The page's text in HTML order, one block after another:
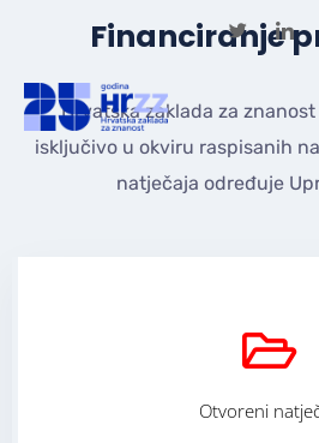
Financiranje
Hrvatska zaklada za
isključivo u okviru raspisanih
natječaja određuje
Otvoreni